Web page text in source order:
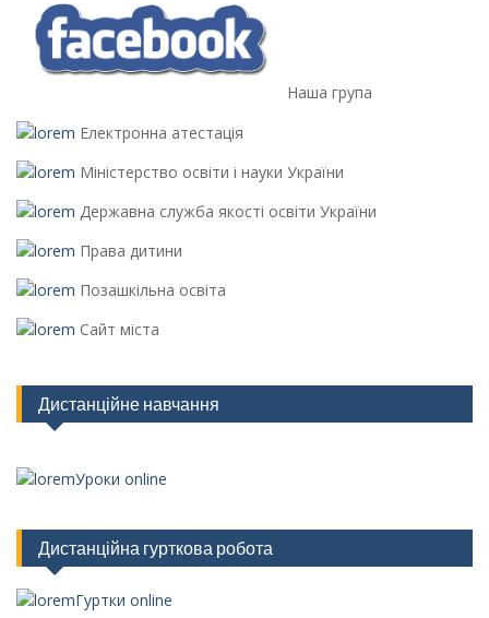
Наша група
Електронна атестація
Міністерство освіти і науки України
Державна служба якості освіти України
Права дитини
Позашкільна освіта
Сайт міста
Дистанційне навчання
Уроки online
Дистанційна гурткова робота
Гуртки online